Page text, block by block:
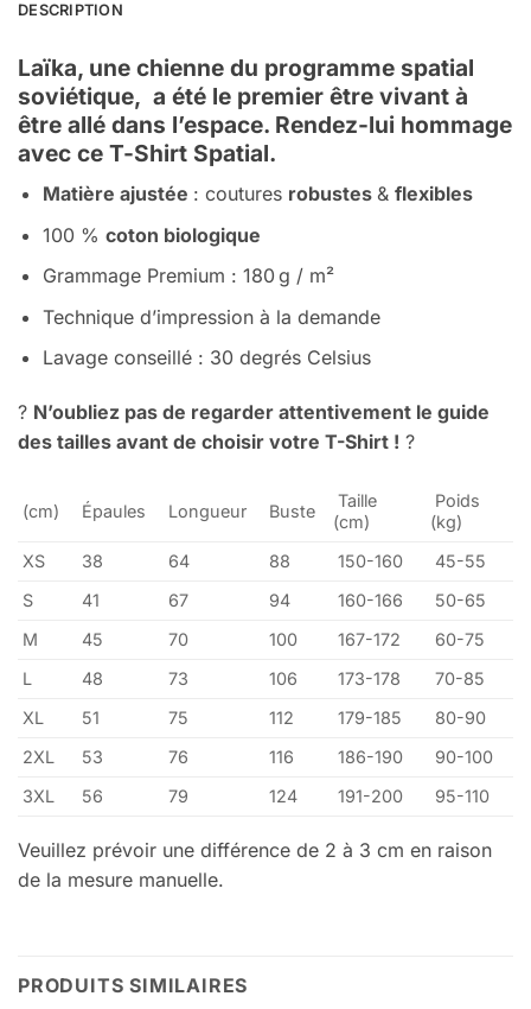
DESCRIPTION
Laïka, une chienne du programme spatial
soviétique, a été le premier être vivant à
être allé dans l’espace. Rendez-lui hommage
avec ce T-Shirt Spatial.
Matière ajustée : coutures robustes & flexibles
100 % coton biologique
Grammage Premium : 180 g / m²
Technique d’impression à la demande
Lavage conseillé : 30 degrés Celsius
? N’oubliez pas de regarder attentivement le guide
des tailles avant de choisir votre T-Shirt ! ?
(cm) Épaules Longueur Buste
Taille
(cm)
Poids
(kg)
XS
38 64 88 150-160
45-55
S
41 67 94 160-166
50-65
M
45 70 100 167-172
60-75
L
48 73 106 173-178
70-85
XL
51 75 112 179-185
80-90
2XL
53 76 116 186-190
90-100
3XL
56 79 124 191-200 95-110
Veuillez prévoir une différence de 2 à 3 cm en raison
de la mesure manuelle.
PRODUITS SIMILAIRES